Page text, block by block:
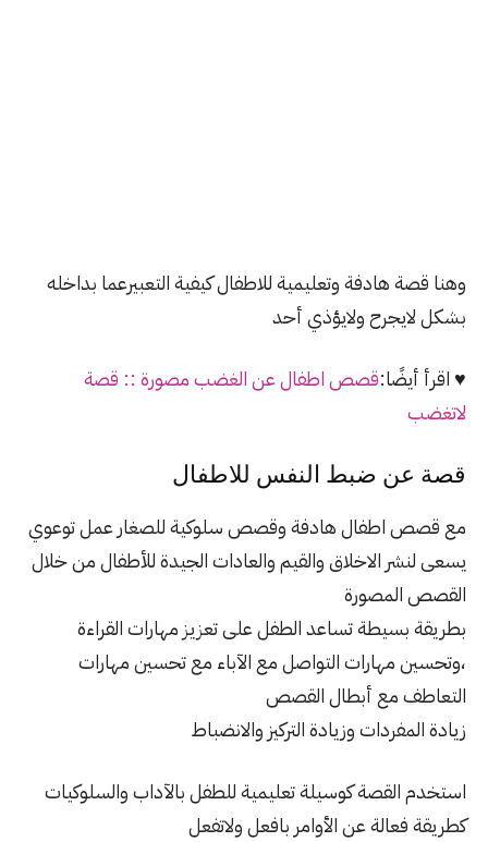
وهنا قصة هادفة وتعليمية للاطفال كيفية التعبيرعما بداخله
بشكل لايجرح ولايؤذي أحد
♥ اقرأ أيضًا:قصص اطفال عن الغضب مصورة :: قصة
لاتغضب
قصة عن ضبط النفس للاطفال
مع قصص اطفال هادفة وقصص سلوكية للصغار عمل توعوي
يسعى لنشر الاخلاق والقيم والعادات الجيدة للأطفال من خلال
القصص المصورة
بطريقة بسيطة تساعد الطفل على تعزيز مهارات القراءة
،وتحسين مهارات التواصل مع الآباء مع تحسين مهارات
التعاطف مع أبطال القصص
زيادة المفردات وزيادة التركيز والانضباط
استخدم القصة كوسيلة تعليمية للطفل بالآداب والسلوكيات
كطريقة فعالة عن الأوامر بافعل ولاتفعل